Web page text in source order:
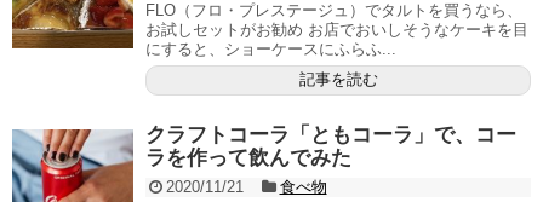
FLO（フロ・プレステージュ）でタルトを買うなら、
お試しセットがお勧め お店でおいしそうなケーキを目
にすると、ショーケースにふらふ...
記事を読む
クラフトコーラ「ともコーラ」で、コー
ラを作って飲んでみた
2020/11/21
食べ物